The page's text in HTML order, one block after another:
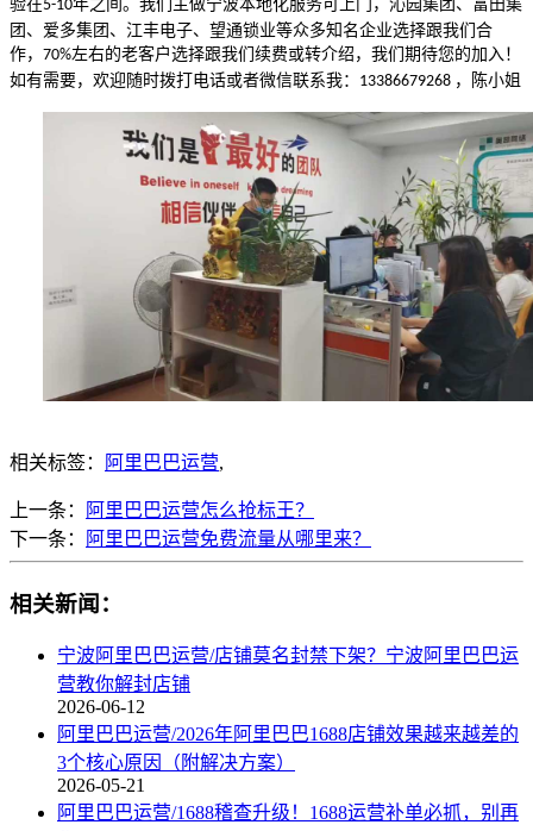
验在5-10年之间。我们主做宁波本地化服务可上门，沁园集团、富田集
团、爱多集团、江丰电子、望通锁业等众多知名企业选择跟我们合
作， 70%左右的老客户选择跟我们续费或转介绍，我们期待您的加入！
如有需要，欢迎随时拨打电话或者微信联系我： 13386679268 ，陈小姐
相关标签： 阿里巴巴运营,
上一条：
阿里巴巴运营怎么抢标王？
下一条：
阿里巴巴运营免费流量从哪里来？
相关新闻：
宁波阿里巴巴运营/店铺莫名封禁下架？宁波阿里巴巴运
营教你解封店铺
2026-06-12
阿里巴巴运营/2026年阿里巴巴1688店铺效果越来越差的
3个核心原因（附解决方案）
2026-05-21
阿里巴巴运营/1688稽查升级！1688运营补单必抓，别再